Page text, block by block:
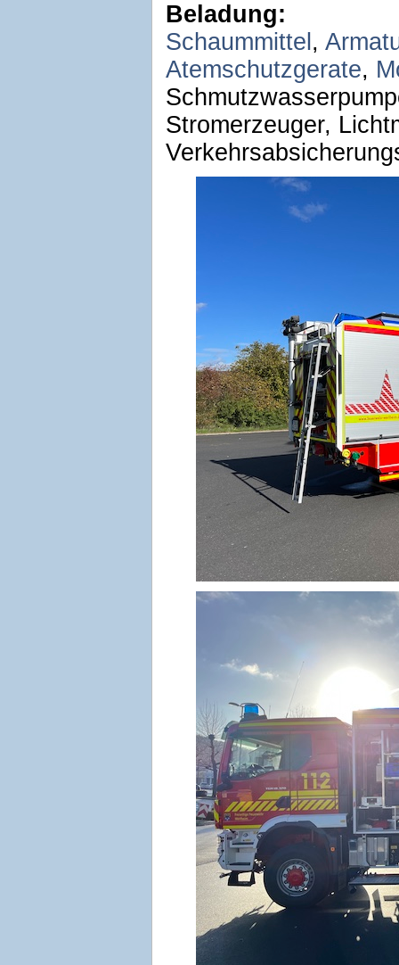
Beladung:
Schaummittel ,
Atemschutzgerate,
Stromerzeuger,